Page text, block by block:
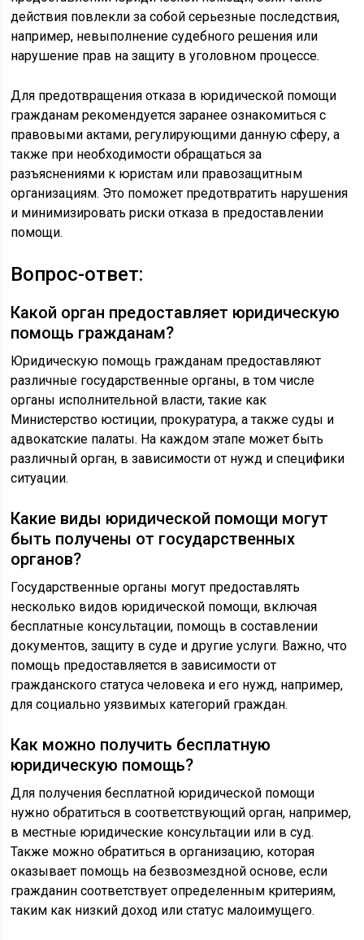
действия повлекли за собой серьезные последствия,
например, невыполнение судебного решения или
нарушение прав на защиту в уголовном процессе.
Для предотвращения отказа в юридической помощи
гражданам рекомендуется заранее ознакомиться с
правовыми актами, регулирующими данную сферу, а
также при необходимости обращаться за
разъяснениями к юристам или правозащитным
организациям. Это поможет предотвратить нарушения
и минимизировать риски отказа в предоставлении
помощи.
Вопрос-ответ:
Какой орган предоставляет юридическую
помощь гражданам?
Юридическую помощь гражданам предоставляют
различные государственные органы, в том числе
органы исполнительной власти, такие как
Министерство юстиции, прокуратура, а также суды и
адвокатские палаты. На каждом этапе может быть
различный орган, в зависимости от нужд и специфики
ситуации.
Какие виды юридической помощи могут
быть получены от государственных
органов?
Государственные органы могут предоставлять
несколько видов юридической помощи, включая
бесплатные консультации, помощь в составлении
документов, защиту в суде и другие услуги. Важно, что
помощь предоставляется в зависимости от
гражданского статуса человека и его нужд, например,
для социально уязвимых категорий граждан.
Как можно получить бесплатную
юридическую помощь?
Для получения бесплатной юридической помощи
нужно обратиться в соответствующий орган, например,
в местные юридические консультации или в суд.
Также можно обратиться в организацию, которая
оказывает помощь на безвозмездной основе, если
гражданин соответствует определенным критериям,
таким как низкий доход или статус малоимущего.